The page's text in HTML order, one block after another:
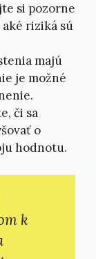
si pozorne
riziká sú
majú
je možné
či sa
o
hodnotu.
k